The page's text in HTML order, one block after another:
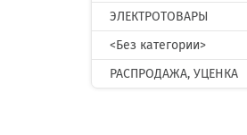
ЭЛЕКТРОТОВАРЫ
<Без категории>
РАСПРОДАЖА, УЦЕНКА